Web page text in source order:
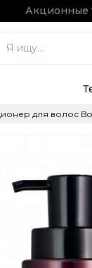
Акционные
для волос